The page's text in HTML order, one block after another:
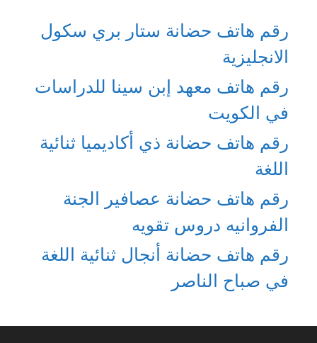
رقم هاتف حضانة ستار بري سكول
الانجليزية
رقم هاتف معهد إبن سينا للدراسات
في الكويت
رقم هاتف حضانة ذي أكاديميا ثنائية
اللغة
رقم هاتف حضانة عصافير الجنة
الفروانيه دروس تقويه
رقم هاتف حضانة أنجال ثنائية اللغة
في صباح الناصر